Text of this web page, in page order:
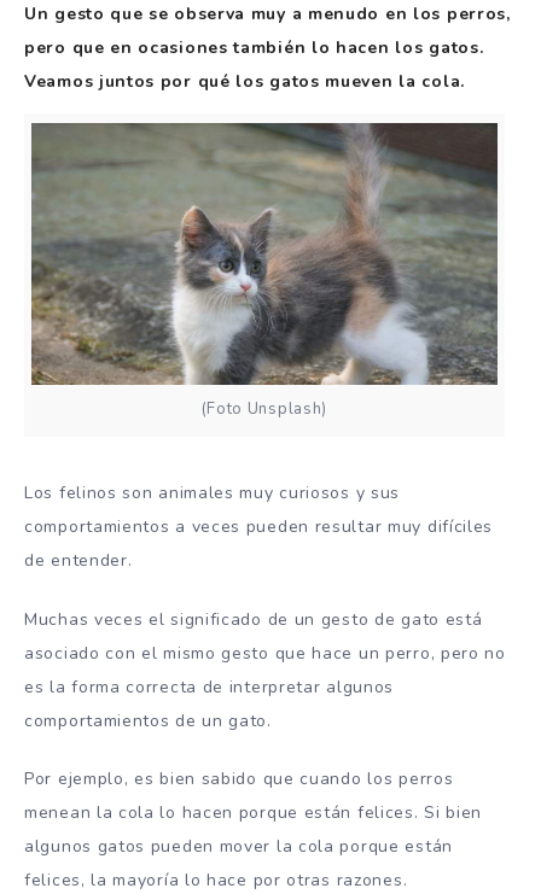
Un gesto que se observa muy a menudo en los perros,
pero que en ocasiones también lo hacen los gatos.
Veamos juntos por qué los gatos mueven la cola.
(Foto Unsplash)
Los felinos son animales muy curiosos y sus
comportamientos a veces pueden resultar muy difíciles
de entender.
Muchas veces el significado de un gesto de gato está
asociado con el mismo gesto que hace un perro, pero no
es la forma correcta de interpretar algunos
comportamientos de un gato.
Por ejemplo, es bien sabido que cuando los perros
menean la cola lo hacen porque están felices. Si bien
algunos gatos pueden mover la cola porque están
felices, la mayoría lo hace por otras razones.